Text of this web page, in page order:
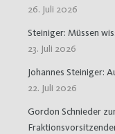
26. Juli 2026
Steiniger: Müssen
23. Juli 2026
Johannes Steiniger:
22. Juli 2026
Gordon Schnieder